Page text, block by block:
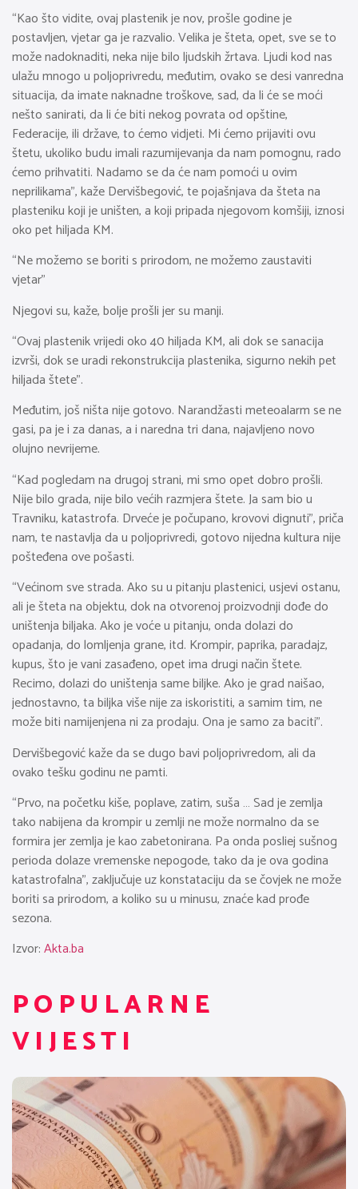
“Kao što vidite, ovaj plastenik je nov, prošle godine je
postavljen, vjetar ga je razvalio. Velika je šteta, opet, sve se to
može nadoknaditi, neka nije bilo ljudskih žrtava. Ljudi kod nas
ulažu mnogo u poljoprivredu, međutim, ovako se desi vanredna
situacija, da imate naknadne troškove, sad, da li će se moći
nešto sanirati, da li će biti nekog povrata od opštine,
Federacije, ili države, to ćemo vidjeti. Mi ćemo prijaviti ovu
štetu, ukoliko budu imali razumijevanja da nam pomognu, rado
ćemo prihvatiti. Nadamo se da će nam pomoći u ovim
neprilikama”, kaže Dervišbegović, te pojašnjava da šteta na
plasteniku koji je uništen, a koji pripada njegovom komšiji, iznosi
oko pet hiljada KM.
“Ne možemo se boriti s prirodom, ne možemo zaustaviti
vjetar”
Njegovi su, kaže, bolje prošli jer su manji.
“Ovaj plastenik vrijedi oko 40 hiljada KM, ali dok se sanacija
izvrši, dok se uradi rekonstrukcija plastenika, sigurno nekih pet
hiljada štete”.
Međutim, još ništa nije gotovo. Narandžasti meteoalarm se ne
gasi, pa je i za danas, a i naredna tri dana, najavljeno novo
olujno nevrijeme.
“Kad pogledam na drugoj strani, mi smo opet dobro prošli.
Nije bilo grada, nije bilo većih razmjera štete. Ja sam bio u
Travniku, katastrofa. Drveće je počupano, krovovi dignuti”, priča
nam, te nastavlja da u poljoprivredi, gotovo nijedna kultura nije
pošteđena ove pošasti.
“Većinom sve strada. Ako su u pitanju plastenici, usjevi ostanu,
ali je šteta na objektu, dok na otvorenoj proizvodnji dođe do
uništenja biljaka. Ako je voće u pitanju, onda dolazi do
opadanja, do lomljenja grane, itd. Krompir, paprika, paradajz,
kupus, što je vani zasađeno, opet ima drugi način štete.
Recimo, dolazi do uništenja same biljke. Ako je grad naišao,
jednostavno, ta biljka više nije za iskoristiti, a samim tim, ne
može biti namijenjena ni za prodaju. Ona je samo za baciti”.
Dervišbegović kaže da se dugo bavi poljoprivredom, ali da
ovako tešku godinu ne pamti.
“Prvo, na početku kiše, poplave, zatim, suša … Sad je zemlja
tako nabijena da krompir u zemlji ne može normalno da se
formira jer zemlja je kao zabetonirana. Pa onda posliej sušnog
perioda dolaze vremenske nepogode, tako da je ova godina
katastrofalna”, zaključuje uz konstataciju da se čovjek ne može
boriti sa prirodom, a koliko su u minusu, znaće kad prođe
sezona.
Izvor:Akta.ba
POPULARNE
VIJESTI